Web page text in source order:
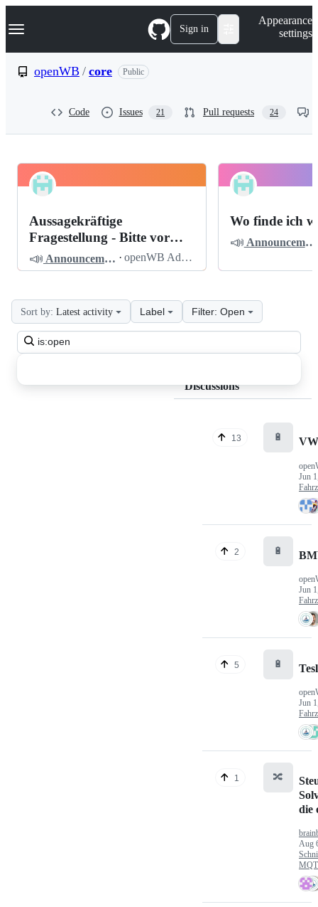
k
p
Navigation Menu Sign in
Appearance
settings
openWB / core Public
Code Issues 21 Pull requests 24
openWB
Discussions
Pinned
Aussagekräftige
Fragestellung - Bitte vor
dem Posten lesen
📣 Announcements · openWB Admin
Wo finde ich
📣 Announcements
Search
all
Sort by: Latest activity Label Filter: Open
Discussions
13 🔋
Jun
2 🔋
Jun
5 🔋
Jun
1 🔀
die
Aug